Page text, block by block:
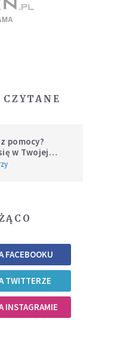
CZYTANE
pomocy?
w Twojej
FACEBOOKU
TWITTERZE
INSTAGRAMIE